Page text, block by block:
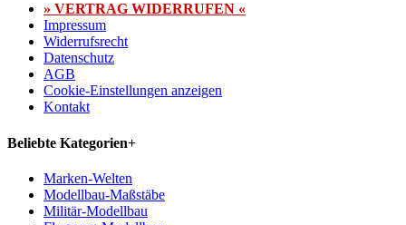
» VERTRAG WIDERRUFEN «
Impressum
Widerrufsrecht
Datenschutz
AGB
Cookie-Einstellungen anzeigen
Kontakt
Beliebte Kategorien+
Marken-Welten
Modellbau-Maßstäbe
Militär-Modellbau